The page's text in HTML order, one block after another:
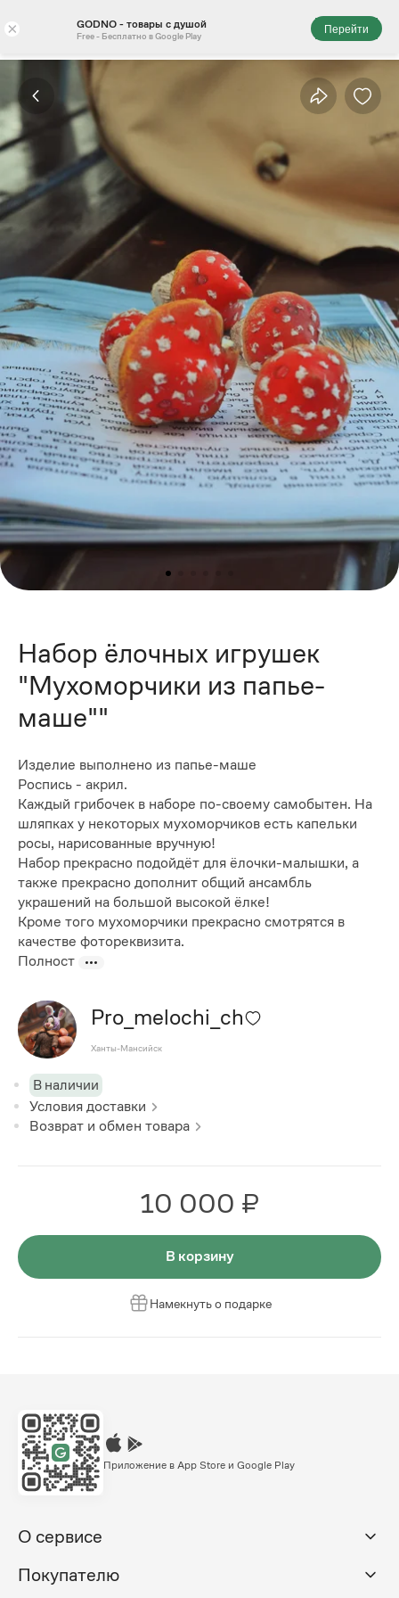
× GODNO - товары с душой
Free - Бесплатно в Google Play
Перейти
Набор ёлочных игрушек
"Мухоморчики из папье-
маше""
Изделие выполнено из папье-маше
Роспись - акрил.
Каждый грибочек в наборе по-своему самобытен. На
шляпках у некоторых мухоморчиков есть капельки
росы, нарисованные вручную!
Набор прекрасно подойдёт для ёлочки-малышки, а
также прекрасно дополнит общий ансамбль
украшений на большой высокой ёлке!
Кроме того мухоморчики прекрасно смотрятся в
качестве фотореквизита.
Полност
Pro_melochi_ch
Ханты-Мансийск
В наличии
Условия доставки
Возврат и обмен товара
10 000 ₽
В корзину
Намекнуть о подарке
Приложение в App Store и Google Play
О сервисе
Покупателю